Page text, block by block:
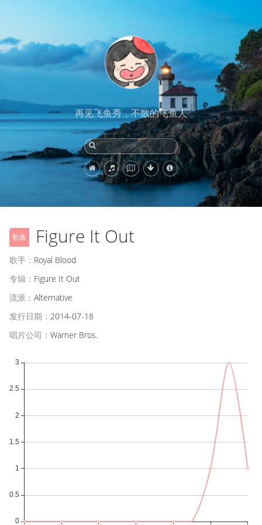
再见飞鱼秀，不散的飞鱼人
歌曲 Figure It Out
歌手： Royal Blood
专辑： Figure It Out
流派： Alternative
发行日期： 2014-07-18
唱片公司： Warner Bros.